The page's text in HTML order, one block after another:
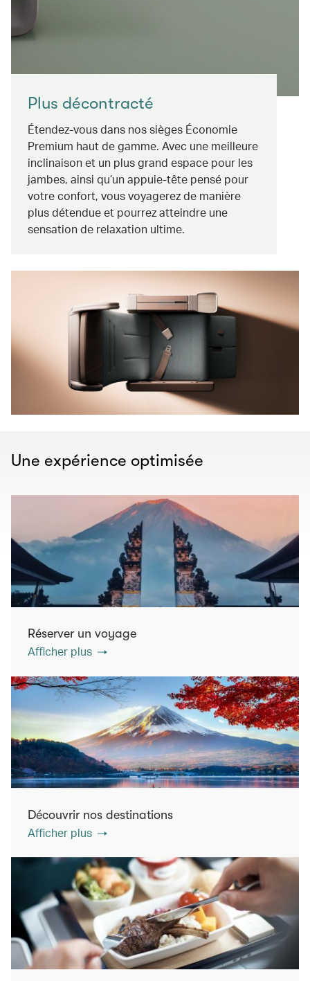
Plus décontracté
Étendez-vous dans nos sièges Économie
Premium haut de gamme. Avec une meilleure
inclinaison et un plus grand espace pour les
jambes, ainsi qu’un appuie-tête pensé pour
votre confort, vous voyagerez de manière
plus détendue et pourrez atteindre une
sensation de relaxation ultime.
Une expérience optimisée
Réserver un voyage
Afficher plus
Découvrir nos destinations
Afficher plus